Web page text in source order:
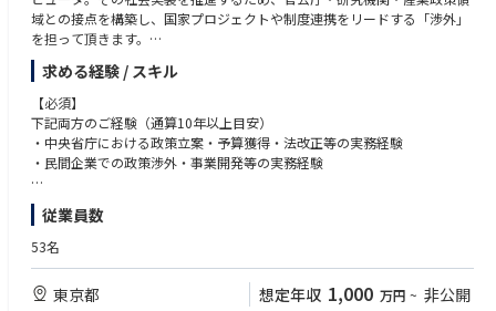
＜歓迎 / Nice to have＞
• Experience in Real World Data analysis/Epidemiological research
• Familiarity with operating in a global business
• Statistical skills
• High-level Excel skills
【語学 / Language】
＜必須 / Mandatory＞
日本語 Japanese：Fluent
英語 English：business-level
域との接点を構築し、国家プロジェクトや制度連携をリードする「渉外」
を担って頂きます。
本ポジションでは、主に中央省庁・研究機関との関係構築を担い、政策動
向の把握、制度活用、補助金・委託事業対応、産学官連携の推進などを通
じて、OptQCの事業成長および日本の量子産業競争力強化に貢献いただき
ます。
業務内容例は以下となります。
1. 官公庁・研究機関とのリレーション構築
└ 中央省庁や議員とのコミュニケーションおよび関係構築
└ 中央省庁や議員に対する政策提言（特に競争的資金の予算化や規制緩和
└ 国立研究機関・大学・関連団体との連携推進
求める経験 / スキル
【必須】
下記両方のご経験（通算10年以上目安）
・中央省庁における政策立案・予算獲得・法改正等の実務経験
・民間企業での政策渉外・事業開発等の実務経験
【歓迎】
・量子技術、半導体、AI、宇宙等の先端技術領域に関する深い見識
・競争的資金（NEDO、JST等）の申請・獲得・運営プロセスに関する深い
・経済産業省、内閣府等の関連部署における課長補佐クラス以上の経験
従業員数
53名
東京都 想定年収 1,000 万円 ~ 非公開